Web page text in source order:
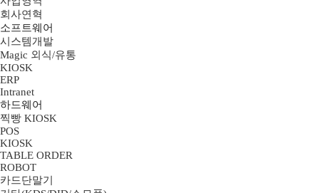
회사연혁
소프트웨어
시스템개발
Magic 외식/유통
KIOSK
ERP
Intranet
하드웨어
찍빵 KIOSK
POS
KIOSK
TABLE ORDER
ROBOT
카드단말기